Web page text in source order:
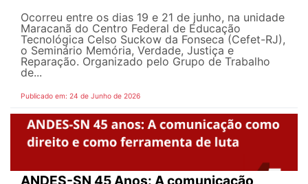
Ocorreu entre os dias 19 e 21 de junho, na unidade
Maracanã do Centro Federal de Educação
Tecnológica Celso Suckow da Fonseca (Cefet-RJ),
o Seminário Memória, Verdade, Justiça e
Reparação. Organizado pelo Grupo de Trabalho
de...
Publicado em: 24 de Junho de 2026